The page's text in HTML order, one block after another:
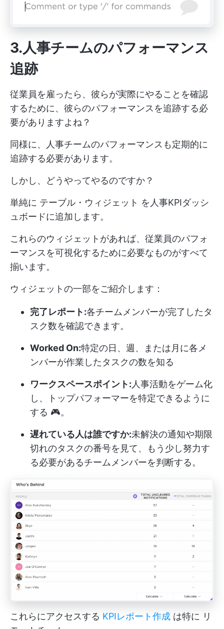
3.人事チームのパフォーマンス
追跡
従業員を雇ったら、彼らが実際にやることを確認
するために、彼らのパフォーマンスを追跡する必
要がありますよね？
同様に、人事チームのパフォーマンスも定期的に
追跡する必要があります。
しかし、どうやってやるのですか？
単純に テーブル・ウィジェット を人事KPIダッシ
ュボードに追加します。
これらのウィジェットがあれば、従業員のパフォ
ーマンスを可視化するために必要なものがすべて
揃います。
ウィジェットの一部をご紹介します：
完了レポート:各チームメンバーが完了したタ
スク数を確認できます。
Worked On:特定の日、週、または月に各メ
ンバーが作業したタスクの数を知る
ワークスペースポイント:人事活動をゲーム化
し、トップパフォーマーを特定できるように
する 🎮。
遅れている人は誰ですか:未解決の通知や期限
切れのタスクの番号を見て、もう少し努力す
る必要があるチームメンバーを判断する。
これらにアクセスする KPIレポート作成 は特に リ